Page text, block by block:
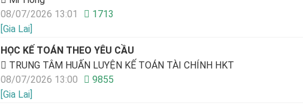
08/07/2026 13:01
1713
[Gia Lai]
HỌC KẾ TOÁN THEO YÊU CẦU
TRUNG TÂM HUẤN LUYỆN KẾ TOÁN TÀI CHÍNH HKT
08/07/2026 13:00
9855
[Gia Lai]